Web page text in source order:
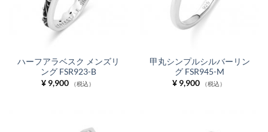
ハーフアラベスク メンズリ
ング FSR923-B
¥9,900 （税込）
甲丸シンプルシルバーリン
グ FSR945-M
¥9,900 （税込）